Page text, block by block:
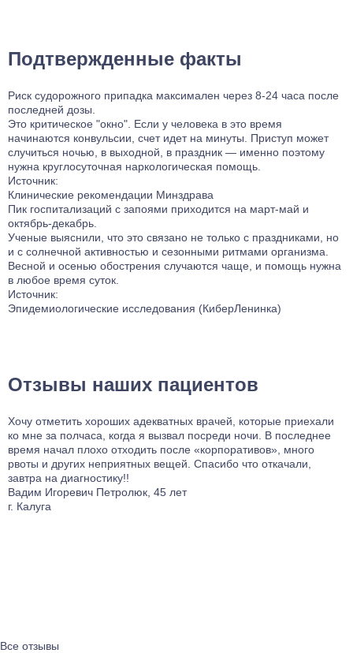
Подтвержденные факты
Риск судорожного припадка максимален через 8-24 часа после
последней дозы.
Это критическое "окно". Если у человека в это время
начинаются конвульсии, счет идет на минуты. Приступ может
случиться ночью, в выходной, в праздник — именно поэтому
нужна круглосуточная наркологическая помощь.
Источник:
Клинические рекомендации Минздрава
Пик госпитализаций с запоями приходится на март-май и
октябрь-декабрь.
Ученые выяснили, что это связано не только с праздниками, но
и с солнечной активностью и сезонными ритмами организма.
Весной и осенью обострения случаются чаще, и помощь нужна
в любое время суток.
Источник:
Эпидемиологические исследования (КиберЛенинка)
Отзывы наших пациентов
Хочу отметить хороших адекватных врачей, которые приехали
ко мне за полчаса, когда я вызвал посреди ночи. В последнее
время начал плохо отходить после «корпоративов», много
рвоты и других неприятных вещей. Спасибо что откачали,
завтра на диагностику!!
Вадим Игоревич Петролюк, 45 лет
г. Калуга
Все отзывы